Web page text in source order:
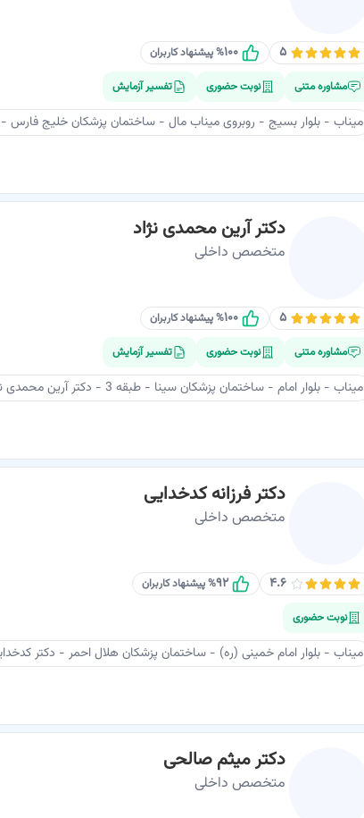
۵ ۱۰۰% پیشنهاد کاربران
مشاوره متنی نوبت حضوری تفسیر آزمایش
میناب - بلوار بسیج - روبروی میناب مال - ساختمان پزشکان خلیج فارس
دکتر آرین محمدی نژاد
متخصص داخلی
۵ ۱۰۰% پیشنهاد کاربران
مشاوره متنی نوبت حضوری تفسیر آزمایش
میناب - بلوار امام - ساختمان پزشکان سینا - طبقه 3 - دکتر آرین محمدی نژاد
دکتر فرزانه کدخدایی
متخصص داخلی
۴.۶ ۹۲% پیشنهاد کاربران
نوبت حضوری
میناب - بلوار امام خمينی (ره) - ساختمان پزشکان هلال احمر - دکتر
دکتر میثم صالحی
متخصص داخلی